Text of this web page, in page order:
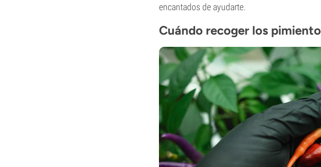
encantados de ayudarte.
Cuándo recoger los